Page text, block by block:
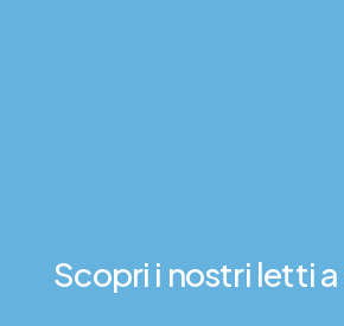
Scopri i nostri lettia